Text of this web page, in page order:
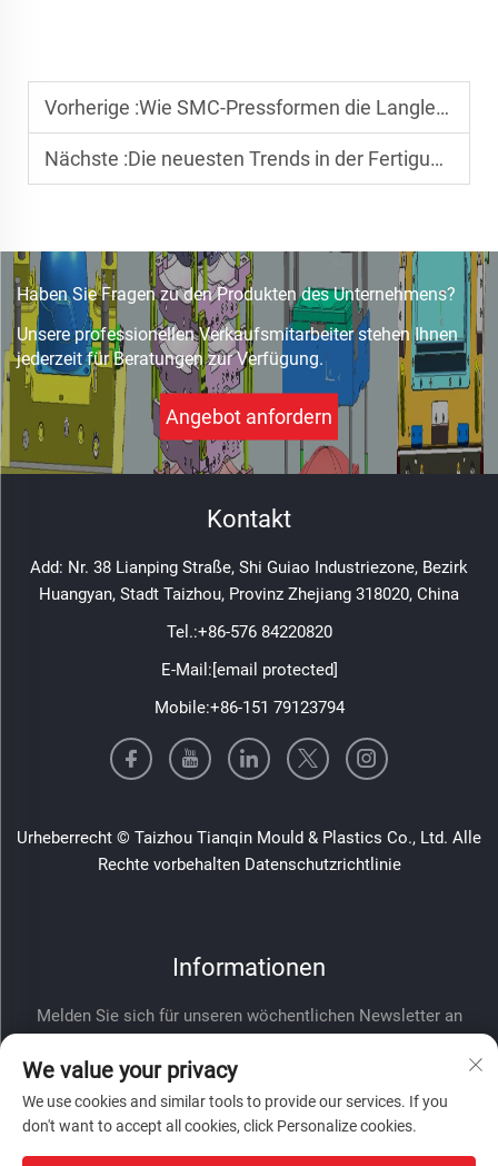
Vorherige :Wie SMC-Pressformen die Langlebigkeit von Autoteilen verbessert
Nächste :Die neuesten Trends in der Fertigung von FRP-Abdeckungen für Kanalisationsschächte
Haben Sie Fragen zu den Produkten des Unternehmens?
Unsere professionellen Verkaufsmitarbeiter stehen Ihnen
jederzeit für Beratungen zur Verfügung.
Angebot anfordern
Kontakt
Add: Nr. 38 Lianping Straße, Shi Guiao Industriezone, Bezirk
Huangyan, Stadt Taizhou, Provinz Zhejiang 318020, China
Tel.:+86-576 84220820
E-Mail:[email protected]
Mobile:+86-151 79123794
Urheberrecht © Taizhou Tianqin Mould & Plastics Co., Ltd. Alle
Rechte vorbehalten Datenschutzrichtlinie
Informationen
Melden Sie sich für unseren wöchentlichen Newsletter an
We value your privacy
We use cookies and similar tools to provide our services. If you
don't want to accept all cookies, click Personalize cookies.